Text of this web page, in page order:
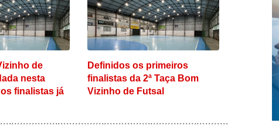
de
nesta
finalistas já
Definidos os primeiros
finalistas da 2ª Taça Bom
Vizinho de Futsal